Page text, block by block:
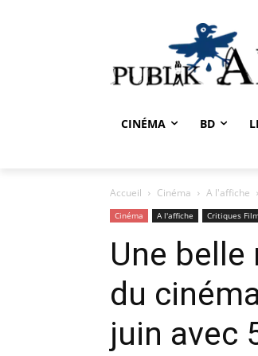
CINÉMA BD
Accueil Cinéma A l'affiche
Cinéma A l'affiche Critiques
Une belle
du
juin avec